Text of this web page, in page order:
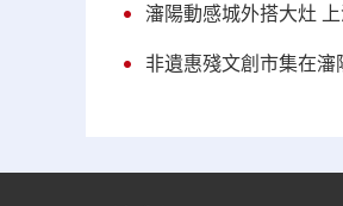
瀋陽動感城外搭大灶
非遺惠殘文創市集在瀋